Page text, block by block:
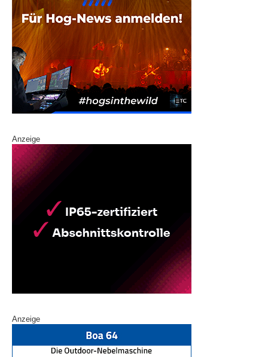
Anzeige
Anzeige